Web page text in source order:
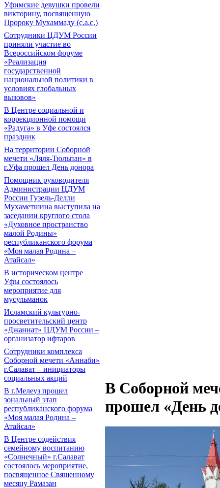
Уфимские девушки провели
викторину, посвященную
Пророку Мухаммаду (с.а.с.)
Сотрудники ЦДУМ России
приняли участие во
Всероссийском форуме
«Реализация
государственной
национальной политики в
условиях глобальных
вызовов»
В Центре социальной и
коррекционной помощи
«Радуга» в Уфе состоялся
праздник
На территории Соборной
мечети «Ляля-Тюльпан» в
г.Уфа прошел День донора
Помощник руководителя
Администрации ЦДУМ
России Гузель-Делли
Мухаметшина выступила на
заседании круглого стола
«Духовное пространство
малой Родины»
республиканского форума
«Моя малая Родина –
Атайсал»
В историческом центре
Уфы состоялось
мероприятие для
мусульманок
Исламский культурно-
просветительский центр
«Джаннат» ЦДУМ России –
организатор ифтаров
Сотрудники комплекса
Соборной мечети «Аннаби»
г.Салават – инициаторы
социальных акций
В г.Мелеуз прошел
зональный этап
республиканского форума
«Моя малая Родина –
Атайсал»
В Центре содействия
семейному воспитанию
«Солнечный» г.Салават
состоялось мероприятие,
посвященное Священному
месяцу Рамазан
В Соборной
прошел «День